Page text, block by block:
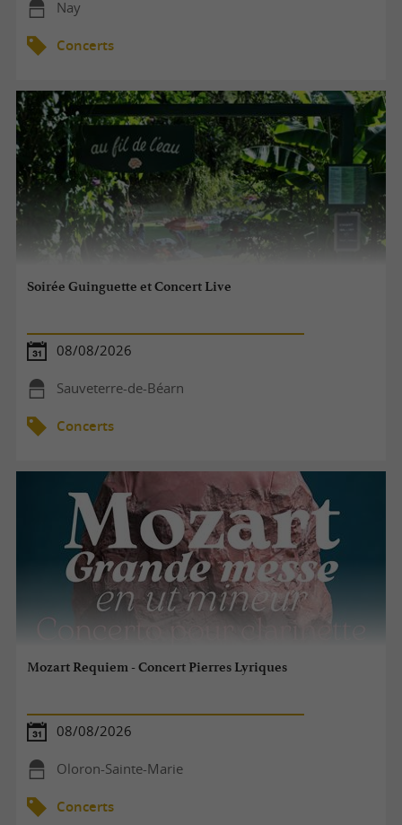
Nay
Concerts
Soirée Guinguette et Concert Live
08/08/2026
Sauveterre-de-Béarn
Concerts
Mozart Requiem - Concert Pierres Lyriques
08/08/2026
Oloron-Sainte-Marie
Concerts